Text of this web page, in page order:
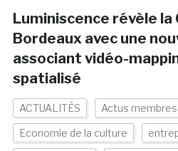
Luminiscence révèle
Bordeaux avec une
associant vidéo-
spatialisé
ACTUALITÉS Actus membres
Economie de la culture